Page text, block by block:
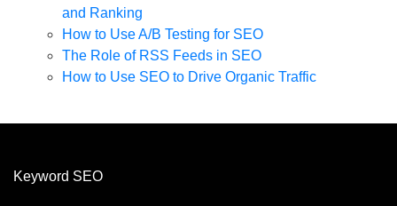
and Ranking
How to Use A/B Testing for SEO
The Role of RSS Feeds in SEO
How to Use SEO to Drive Organic Traffic
Keyword SEO